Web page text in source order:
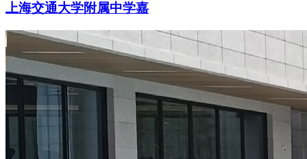
上海交通大学附属中学嘉